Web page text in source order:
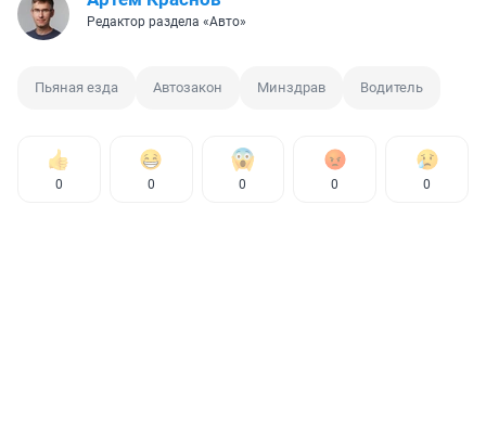
Редактор раздела «Авто»
Пьяная езда Автозакон Минздрав Водитель
0 0 0 0 0